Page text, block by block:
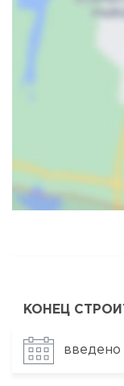
КОНЕЦ
введено